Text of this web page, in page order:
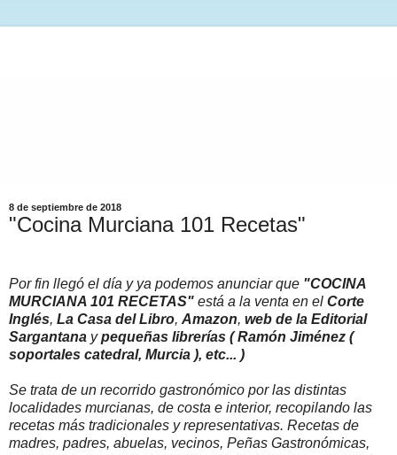
8 de septiembre de 2018
"Cocina Murciana 101 Recetas"
Por fin llegó el día y ya podemos anunciar que "COCINA
MURCIANA 101 RECETAS" está a la venta en el Corte
Inglés, La Casa del Libro, Amazon, web de la Editorial
Sargantana ypequeñas librerías ( Ramón Jiménez (
soportales catedral, Murcia ), etc... )
Se trata de un recorrido gastronómico por las distintas
localidades murcianas, de costa e interior, recopilando las
recetas más tradicionales y representativas. Recetas de
madres, padres, abuelas, vecinos, Peñas Gastronómicas,